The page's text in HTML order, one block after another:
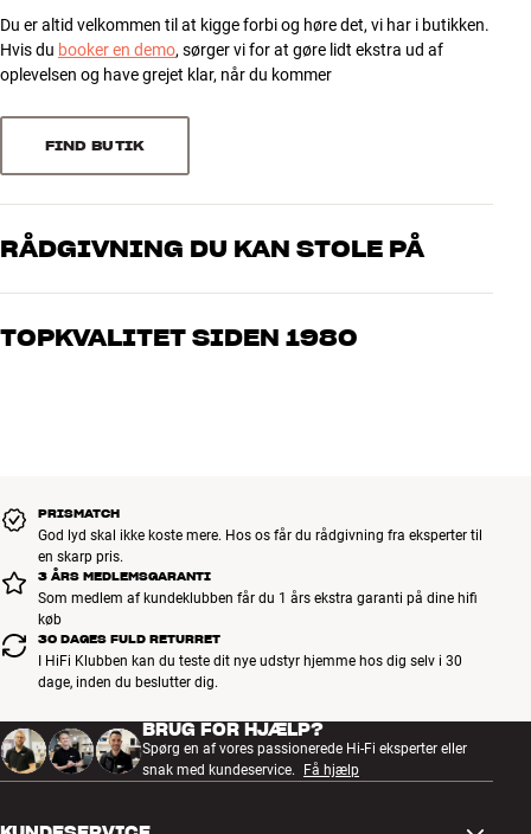
Du er altid velkommen til at kigge forbi og høre det, vi har i butikken.
Hvis du booker en demo, sørger vi for at gøre lidt ekstra ud af
oplevelsen og have grejet klar, når du kommer
FIND BUTIK
RÅDGIVNING DU KAN STOLE PÅ
Vores medarbejdere er ægte entusiaster, som kender produkterne
os, hvad du drømmer om – så finder vi den løsning, der passer
TOPKVALITET SIDEN 1980
PRISMATCH
God lyd skal ikke koste mere. Hos os får du rådgivning fra eksperter til
en skarp pris.
3 ÅRS MEDLEMSGARANTI
Som medlem af kundeklubben får du 1 års ekstra garanti på dine hifi
køb
30 DAGES FULD RETURRET
I HiFi Klubben kan du teste dit nye udstyr hjemme hos dig selv i 30
dage, inden du beslutter dig.
BRUG FOR HJÆLP?
Spørg en af vores passionerede Hi-Fi eksperter eller
snak med kundeservice.
Få hjælp